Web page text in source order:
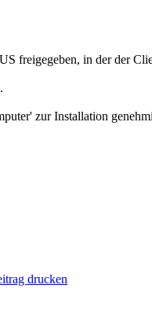
freigegeben, in der der
zur Installation
drucken